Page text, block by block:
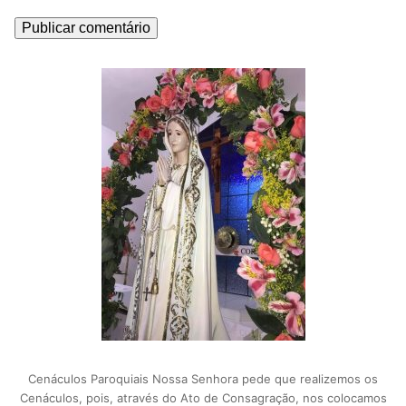
Cenáculos Paroquiais Nossa Senhora pede que realizemos os
Cenáculos, pois, através do Ato de Consagração, nos colocamos